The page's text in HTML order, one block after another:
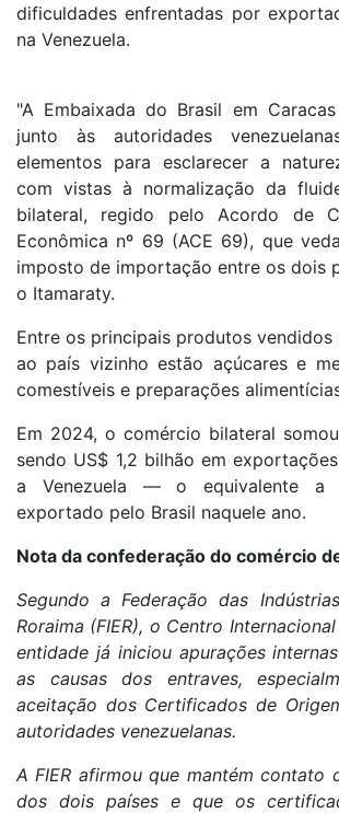
dificuldades enfrentadas por
na Venezuela.
"A Embaixada do Brasil em
junto às autoridades
elementos para esclarecer a
com vistas à normalização da
bilateral, regido pelo Acordo de
Econômica nº 69 (ACE 69), que
imposto de importação entre os dois
o Itamaraty.
Entre os principais produtos vendidos
ao país vizinho estão açúcares e
comestíveis e preparações
Em 2024, o comércio bilateral
sendo US$ 1,2 bilhão em
a Venezuela — o equivalente a
exportado pelo Brasil naquele ano.
Nota da confederação do comércio
Segundo a Federação das
Roraima (FIER), o Centro
entidade já iniciou apurações
as causas dos entraves,
aceitação dos Certificados de
autoridades venezuelanas.
A FIER afirmou que mantém contato
dos dois países e que os